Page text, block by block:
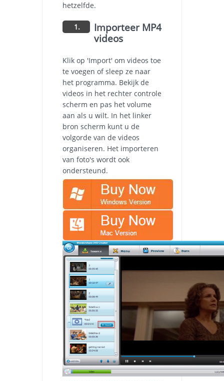
hetzelfde.
1.
Importeer MP4
videos
Klik op 'Import' om videos toe
te voegen of sleep ze naar
het programma. Bekijk de
videos in het rechter controle
scherm en pas het volume
aan als u wilt. In het linker
bron scherm kunt u de
volgorde van de videos
organiseren. Het importeren
van foto's wordt ook
ondersteund.